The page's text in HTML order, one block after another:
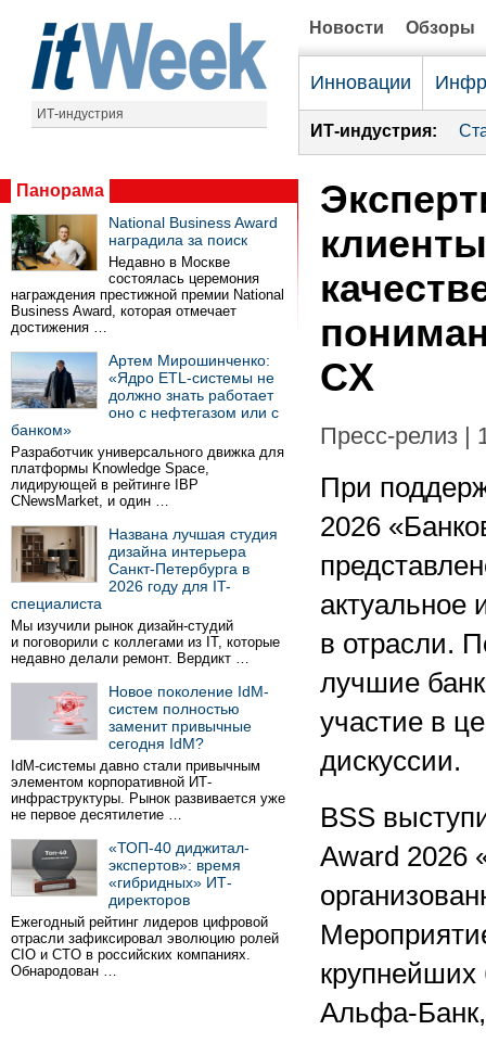
ИТ-индустрия
Новости Обзоры
Инновации
ИТ-индустрия:
Панорама
National Business Award
наградила за поиск
Недавно в Москве
состоялась церемония
награждения престижной премии National
Business Award, которая отмечает
достижения …
Артем Мирошинченко:
«Ядро ETL-системы не
должно знать работает
оно с нефтегазом или с
банком»
Разработчик универсального движка для
платформы Knowledge Space,
лидирующей в рейтинге IBP
CNewsMarket, и один …
Названа лучшая студия
дизайна интерьера
Санкт-Петербурга в
2026 году для IT-
специалиста
Мы изучили рынок дизайн-студий
и поговорили с коллегами из IT, которые
недавно делали ремонт. Вердикт …
Новое поколение IdM-
систем полностью
заменит привычные
сегодня IdM?
IdM-системы давно стали привычным
элементом корпоративной ИТ-
инфраструктуры. Рынок развивается уже
не первое десятилетие …
«ТОП-40 диджитал-
экспертов»: время
«гибридных» ИТ-
директоров
Ежегодный рейтинг лидеров цифровой
отрасли зафиксировал эволюцию ролей
CIO и CTO в российских компаниях.
Обнародован …
CX
Пресс-релиз |
При
2026
актуальное
в отрасли.
лучшие
участие в
дискуссии.
BSS
Award 2026
Альфа-